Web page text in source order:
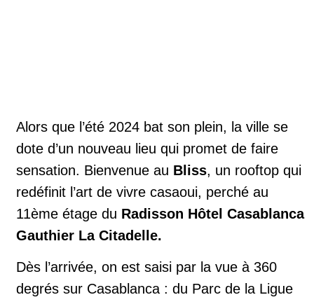
Alors que l’été 2024 bat son plein, la ville se
dote d’un nouveau lieu qui promet de faire
sensation. Bienvenue au Bliss, un rooftop qui
redéfinit l’art de vivre casaoui, perché au
11ème étage du Radisson Hôtel Casablanca
Gauthier La Citadelle.
Dès l’arrivée, on est saisi par la vue à 360
degrés sur Casablanca : du Parc de la Ligue